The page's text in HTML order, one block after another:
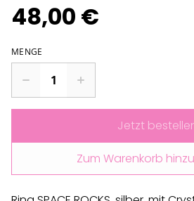
48,00 €
MENGE
Jetzt
Zum Warenkorb